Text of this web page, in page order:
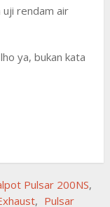
uji rendam air
ya, bukan kata
Pulsar 200NS,
, Pulsar